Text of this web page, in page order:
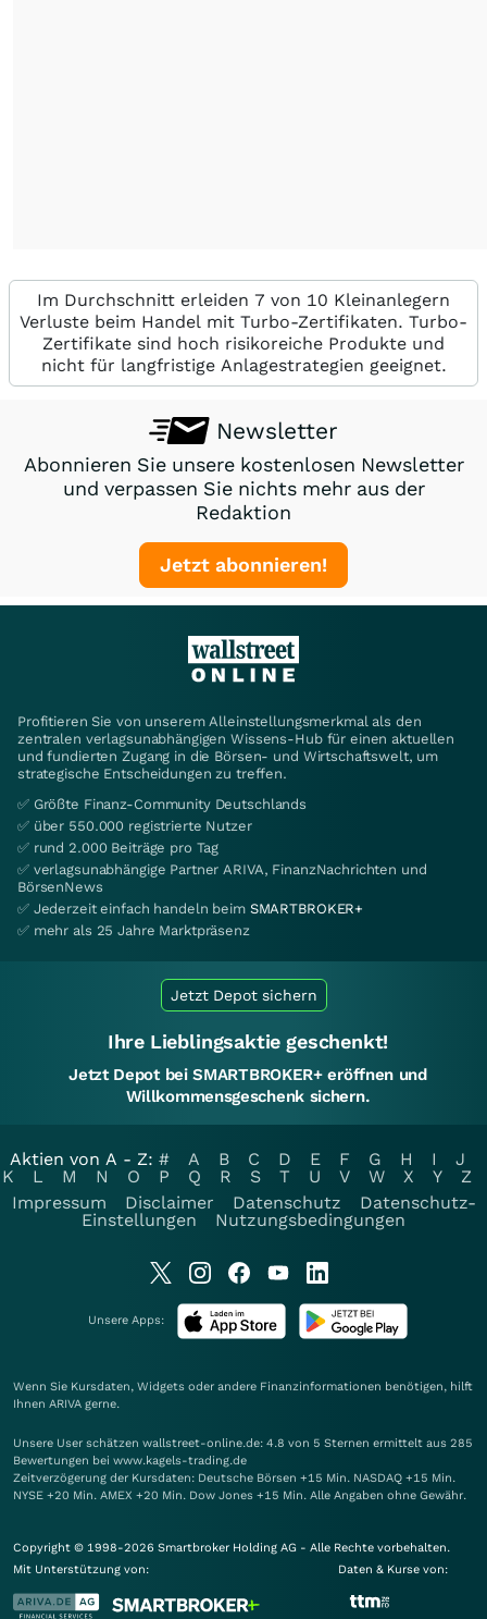
Im Durchschnitt erleiden 7 von 10 Kleinanlegern
Verluste beim Handel mit Turbo-Zertifikaten. Turbo-
Zertifikate sind hoch risikoreiche Produkte und
nicht für langfristige Anlagestrategien geeignet.
Newsletter
Abonnieren Sie unsere kostenlosen Newsletter
und verpassen Sie nichts mehr aus der
Redaktion
Jetzt abonnieren!
Profitieren Sie von unserem Alleinstellungsmerkmal als den
zentralen verlagsunabhängigen Wissens-Hub für einen aktuellen
und fundierten Zugang in die Börsen- und Wirtschaftswelt, um
strategische Entscheidungen zu treffen.
✅ Größte Finanz-Community Deutschlands
✅ über 550.000 registrierte Nutzer
✅ rund 2.000 Beiträge pro Tag
✅ verlagsunabhängige Partner ARIVA, FinanzNachrichten und
BörsenNews
✅ Jederzeit einfach handeln beim SMARTBROKER+
✅ mehr als 25 Jahre Marktpräsenz
Jetzt Depot sichern
Ihre Lieblingsaktie geschenkt!
Jetzt Depot bei SMARTBROKER+ eröffnen und
Willkommensgeschenk sichern.
Aktien von A - Z: # A B C D E F G H I
J
K
L M N O P Q R S T U V W X Y
Z
Impressum
Disclaimer Datenschutz
Datenschutz-
Einstellungen
Nutzungsbedingungen
Unsere Apps:
Wenn Sie Kursdaten, Widgets oder andere Finanzinformationen benötigen, hilft
Ihnen ARIVA gerne.
Unsere User schätzen wallstreet-online.de: 4.8 von 5 Sternen ermittelt aus 285
Bewertungen bei www.kagels-trading.de
Zeitverzögerung der Kursdaten: Deutsche Börsen +15 Min. NASDAQ +15 Min.
NYSE +20 Min. AMEX +20 Min. Dow Jones +15 Min. Alle Angaben ohne Gewähr.
Copyright © 1998-2026 Smartbroker Holding AG - Alle Rechte vorbehalten.
Mit Unterstützung von:
Daten & Kurse von: